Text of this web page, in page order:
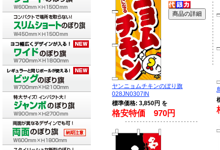
ヤンニョムチキンのぼり旗
028JN0307IN
標準価格: 3,850円 を
格安特価 970円